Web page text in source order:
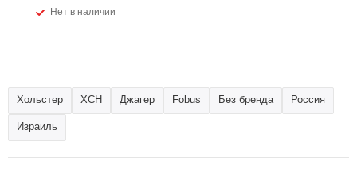
Нет в наличии
Хольстер ХСН Джагер Fobus Без бренда Россия
Израиль